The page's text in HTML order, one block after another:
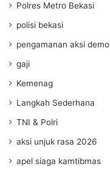
Polres Metro Bekasi
polisi bekasi
pengamanan aksi demo
gaji
Kemenag
Langkah Sederhana
TNI & Polri
aksi unjuk rasa 2026
apel siaga kamtibmas